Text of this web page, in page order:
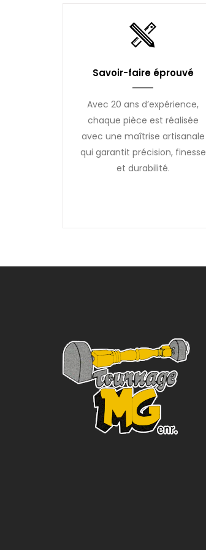
Savoir-faire éprouvé
Avec 20 ans d’expérience,
chaque pièce est réalisée
avec une maîtrise artisanale
qui garantit précision, finesse
et durabilité.